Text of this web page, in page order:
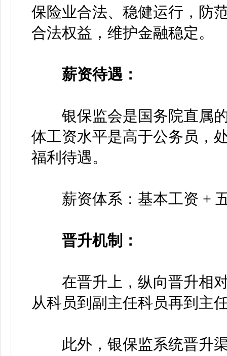
保险业合法、稳健运行，防
合法权益，维护金融稳定。
薪资待遇：
银保监会是国务院直属的
体工资水平是高于公务员，
福利待遇。
薪资体系：基本工资 + 五
晋升机制：
在晋升上，纵向晋升相对
从科员到副主任科员再到主
此外，银保监系统晋升渠